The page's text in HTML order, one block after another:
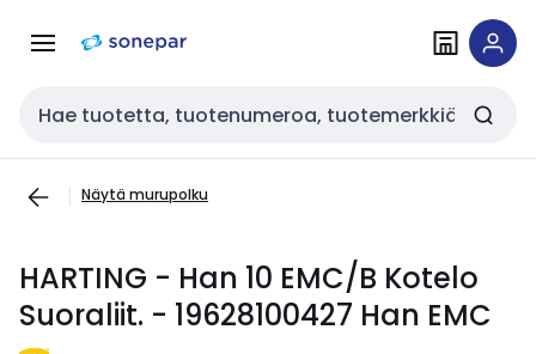
navigointiinsisältöön
Haku
Näytä murupolku
HARTING - Han 10 EMC/B Kotelo
Suoraliit. - 19628100427 Han EMC